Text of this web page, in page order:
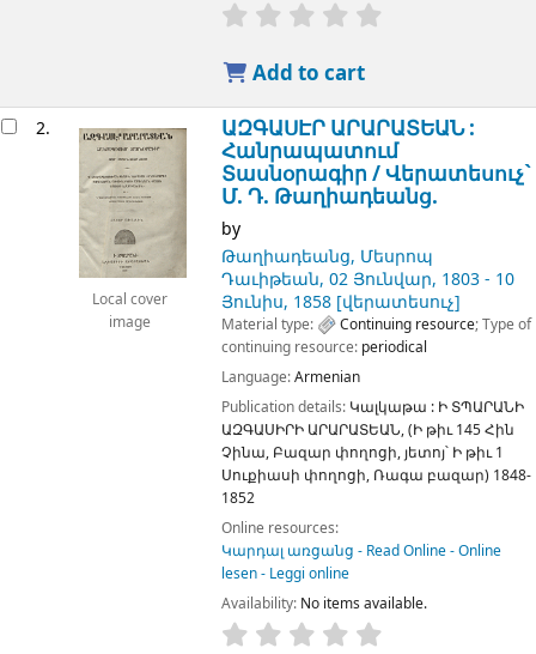
Add to cart
2.
Local cover
image
ԱԶԳԱՍԷՐ ԱՐԱՐԱՏԵԱՆ :
Հանրապատում
Տասնօրագիր /Վերատեսուչ`
Մ. Դ. Թաղիադեանց.
by
Թաղիադեանց, Մեսրոպ
Դաւիթեան, 02 Յունվար, 1803 - 10
Յունիս, 1858[վերատեսուչ]
Material type: Continuing resource; Type of
continuing resource: periodical
Language:Armenian
Publication details: Կալկաթա : Ի ՏՊԱՐԱՆԻ
ԱԶԳԱՍԻՐԻ ԱՐԱՐԱՏԵԱՆ, (Ի թիւ 145 Հին
Չինա, Բազար փողոցի, յետոյ՝ Ի թիւ 1
Սուքիասի փողոցի, Ռագա բազար) 1848-
1852
Online resources:
Կարդալ առցանց - Read Online - Online
lesen - Leggi online
Availability: No items available.